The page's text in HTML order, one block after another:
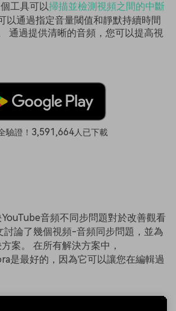
工具可以掃描並檢測視頻之間的中斷
以通過指定音量閾值和靜默持續時間
通過提供清晰的音頻，您可以提高視
驗證！ 3,591,664人已下載
音頻不同步問題對於改善觀看
討論了幾個視頻-音頻同步問題，並為
案。 在所有解決方案中，
是最好的，因為它可以讓您在編輯過